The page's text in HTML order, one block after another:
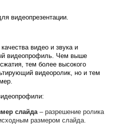
видеопрезентации.
видео и звука и
видеопрофиль. Чем выше
тем более высокого
видеоролик, но и тем
слайда– разрешение ролика
размером слайда.